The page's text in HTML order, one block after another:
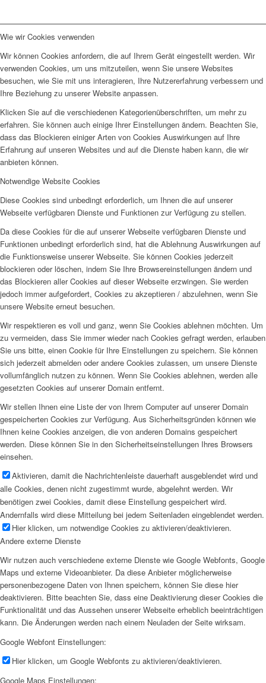
Wie wir Cookies verwenden
Wir können Cookies anfordern, die auf Ihrem Gerät eingestellt werden. Wir
verwenden Cookies, um uns mitzuteilen, wenn Sie unsere Websites
besuchen, wie Sie mit uns interagieren, Ihre Nutzererfahrung verbessern und
Ihre Beziehung zu unserer Website anpassen.
Klicken Sie auf die verschiedenen Kategorienüberschriften, um mehr zu
erfahren. Sie können auch einige Ihrer Einstellungen ändern. Beachten Sie,
dass das Blockieren einiger Arten von Cookies Auswirkungen auf Ihre
Erfahrung auf unseren Websites und auf die Dienste haben kann, die wir
anbieten können.
Notwendige Website Cookies
Diese Cookies sind unbedingt erforderlich, um Ihnen die auf unserer
Webseite verfügbaren Dienste und Funktionen zur Verfügung zu stellen.
Da diese Cookies für die auf unserer Webseite verfügbaren Dienste und
Funktionen unbedingt erforderlich sind, hat die Ablehnung Auswirkungen auf
die Funktionsweise unserer Webseite. Sie können Cookies jederzeit
blockieren oder löschen, indem Sie Ihre Browsereinstellungen ändern und
das Blockieren aller Cookies auf dieser Webseite erzwingen. Sie werden
jedoch immer aufgefordert, Cookies zu akzeptieren / abzulehnen, wenn Sie
unsere Website erneut besuchen.
Wir respektieren es voll und ganz, wenn Sie Cookies ablehnen möchten. Um
zu vermeiden, dass Sie immer wieder nach Cookies gefragt werden, erlauben
Sie uns bitte, einen Cookie für Ihre Einstellungen zu speichern. Sie können
sich jederzeit abmelden oder andere Cookies zulassen, um unsere Dienste
vollumfänglich nutzen zu können. Wenn Sie Cookies ablehnen, werden alle
gesetzten Cookies auf unserer Domain entfernt.
Wir stellen Ihnen eine Liste der von Ihrem Computer auf unserer Domain
gespeicherten Cookies zur Verfügung. Aus Sicherheitsgründen können wie
Ihnen keine Cookies anzeigen, die von anderen Domains gespeichert
werden. Diese können Sie in den Sicherheitseinstellungen Ihres Browsers
einsehen.
Aktivieren, damit die Nachrichtenleiste dauerhaft ausgeblendet wird und
alle Cookies, denen nicht zugestimmt wurde, abgelehnt werden. Wir
benötigen zwei Cookies, damit diese Einstellung gespeichert wird.
Andernfalls wird diese Mitteilung bei jedem Seitenladen eingeblendet werden.
Hier klicken, um notwendige Cookies zu aktivieren/deaktivieren.
Andere externe Dienste
Wir nutzen auch verschiedene externe Dienste wie Google Webfonts, Google
Maps und externe Videoanbieter. Da diese Anbieter möglicherweise
personenbezogene Daten von Ihnen speichern, können Sie diese hier
deaktivieren. Bitte beachten Sie, dass eine Deaktivierung dieser Cookies die
Funktionalität und das Aussehen unserer Webseite erheblich beeinträchtigen
kann. Die Änderungen werden nach einem Neuladen der Seite wirksam.
Google Webfont Einstellungen:
Hier klicken, um Google Webfonts zu aktivieren/deaktivieren.
Google Maps Einstellungen: